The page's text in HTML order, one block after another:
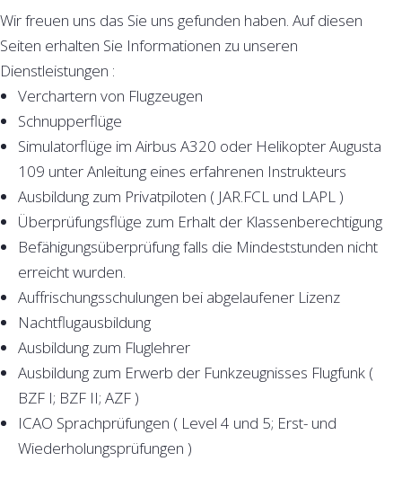
Wir freuen uns das Sie uns gefunden haben. Auf diesen
Seiten erhalten Sie Informationen zu unseren
Dienstleistungen :
Verchartern von Flugzeugen
Schnupperflüge
Simulatorflüge im Airbus A320 oder Helikopter Augusta
109 unter Anleitung eines erfahrenen Instrukteurs
Ausbildung zum Privatpiloten ( JAR.FCL und LAPL )
Überprüfungsflüge zum Erhalt der Klassenberechtigung
Befähigungsüberprüfung falls die Mindeststunden nicht
erreicht wurden.
Auffrischungsschulungen bei abgelaufener Lizenz
Nachtflugausbildung
Ausbildung zum Fluglehrer
Ausbildung zum Erwerb der Funkzeugnisses Flugfunk (
BZF I; BZF II; AZF )
ICAO Sprachprüfungen ( Level 4 und 5; Erst- und
Wiederholungsprüfungen )